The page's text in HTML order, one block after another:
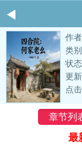
作者
类
状
更
点
章节列
最